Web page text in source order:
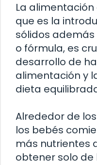
La
que es la
sólidos
o fórmula, es
desarrollo de
alimentación y
dieta
Alrededor de
los bebés
más nutrientes
obtener solo de